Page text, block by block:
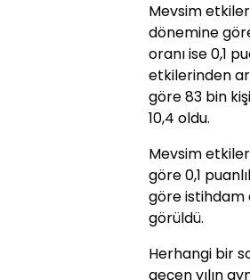
Mevsim
dönemine
oranı ise 0,1
etkilerinden
göre 83 bin
10,4 oldu.
Mevsim
göre 0,1
göre istihdam
görüldü.
Herhangi bir
geçen yılın